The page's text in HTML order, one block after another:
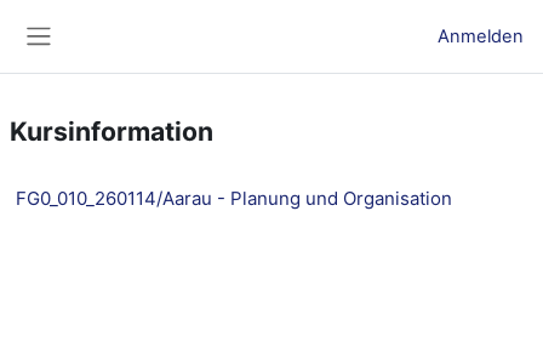
Anmelden
Kursinformation
FG0_010_260114/Aarau - Planung und Organisation